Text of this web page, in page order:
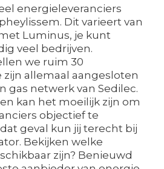
energieleveranciers
Dit varieert van
Luminus, je kunt
veel bedrijven.
we ruim 30
zijn allemaal aangesloten
gas netwerk van Sedilec.
kan het moeilijk zijn om
objectief te
geval kun jij terecht bij
Bekijken welke
zijn? Benieuwd